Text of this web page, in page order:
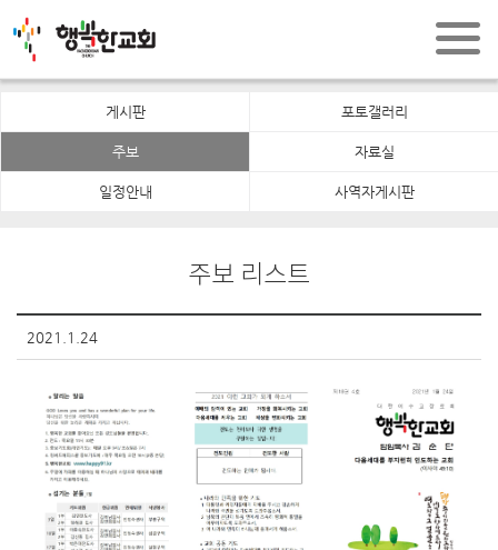
게시판 포토갤러리
주보 자료실
일정안내 사역자게시판
주보 리스트
2021.1.24